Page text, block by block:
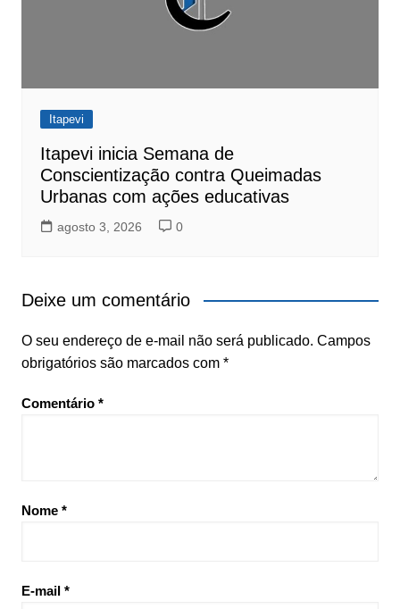
Itapevi
Itapevi inicia Semana de
Conscientização contra Queimadas
Urbanas com ações educativas
agosto 3, 2026 0
Deixe um comentário
O seu endereço de e-mail não será publicado. Campos
obrigatórios são marcados com *
Comentário *
Nome *
E-mail *